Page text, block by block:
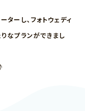
ーし、フォトウェディ
なプランができまし